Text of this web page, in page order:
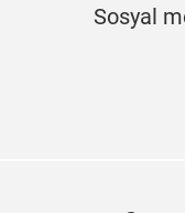
Sosyal